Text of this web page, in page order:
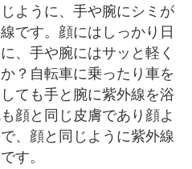
ように、手や腕にシミが
です。顔にはしっかり日
、手や腕にはサッと軽く
？自転車に乗ったり車を
ても手と腕に紫外線を浴
顔と同じ皮膚であり顔よ
、顔と同じように紫外線
す。